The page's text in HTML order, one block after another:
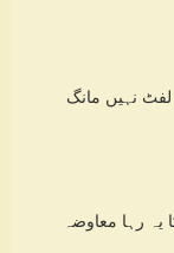
نہیں مانگ
رہا معاوضہ